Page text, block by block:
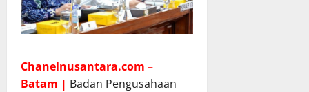
Chanelnusantara.com –
Batam | Badan Pengusahaan